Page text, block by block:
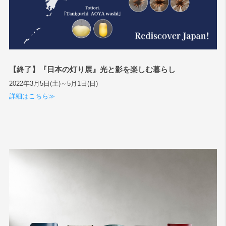
【終了】『日本の灯り展』光と影を楽しむ暮らし
2022年3月5日(土)～5月1日(日)
詳細はこちら≫